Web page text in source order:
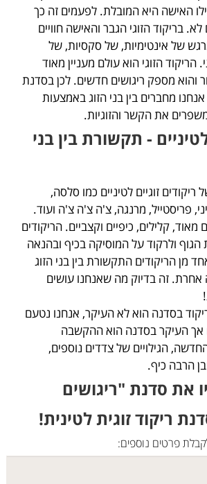
האישה היא המובלת. לפעמים זה כך
בריקוד הזוגי הגבר והאישה חוויים
של אינטימיות, של סקסיות, של
הריקוד הזוגי הוא עולם מעניין מאוד
והוא מספק ריגושים חדשים. לכן בסדנת
אנחנו מחברים בין בני הזוג באמצעות
את הקשר והזוגיות.
- תקשורת בין בני
ריקודים זוגיים לטיניים כמו סלסה,
פריסטייל, מרנגה, צ'ה צ'ה צ'ה ועוד.
קלילים, כיפיים וקצביים. הריקודים
הגוף ולרקוד על המוסיקה בכיף ובהנאה
מן הריקודים התקשורת בין בני הזוג
אחרת. זה בדיוק מה שאנחנו עושים
בסדנה הוא לא העיקר, אנחנו נטעם
אך העיקר בסדנה הוא ההקשבה
הגילויים של צדדים נוספים,
הרבה כיף.
את סדנת "ריגושים
ריקוד זוגית לטינית!
פרטים נוספים: